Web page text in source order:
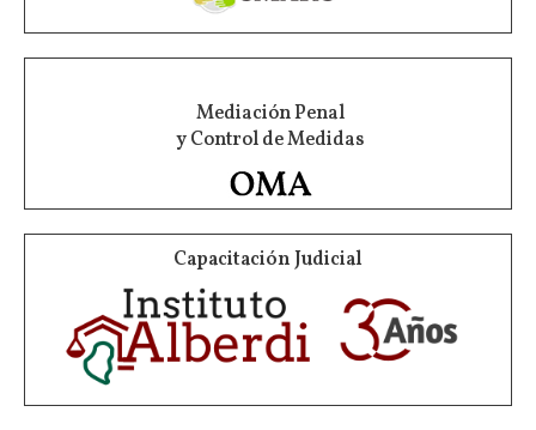
Mediación Penal
y Control de Medidas
Capacitación Judicial